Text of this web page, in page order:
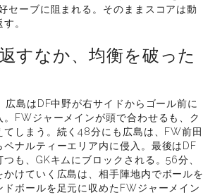
セーブに阻まれる。そのままスコアは動
。
すなか、均衡を破った
広島はDF中野が右サイドからゴール前に
。FWジャーメインが頭で合わせるも、ク
てしまう。続く48分にも広島は、FW前田
ペナルティーエリア内に侵入。最後はDF
も、GKキムにブロックされる。56分、
けていく広島は、相手陣地内でボールを
ドボールを足元に収めたFWジャーメイン